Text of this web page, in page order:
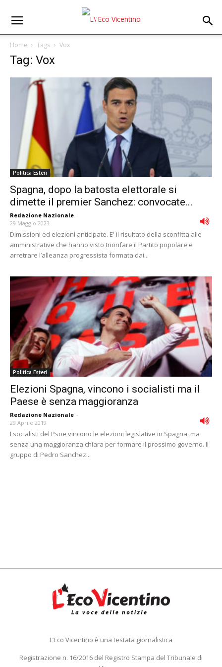
Home Tags Vox
Tag: Vox
Politica Esteri
Spagna, dopo la batosta elettorale si
dimette il premier Sanchez: convocate...
Redazione Nazionale -
29 Maggio 2023
Dimissioni ed elezioni anticipate. E' il risultato della sconfitta alle
amministrative che hanno visto trionfare il Partito popolare e
arretrare l’alleanza progressista formata dai...
Politica Esteri
Elezioni Spagna, vincono i socialisti ma il
Paese è senza maggioranza
Redazione Nazionale -
29 Aprile 2019
I socialisti del Psoe vincono le elezioni legislative in Spagna, ma
senza una maggioranza chiara per formare il prossimo governo. Il
gruppo di Pedro Sanchez...
L’Eco Vicentino è una testata giornalistica
Registrazione n. 16/2016 del Registro Stampa del Tribunale di